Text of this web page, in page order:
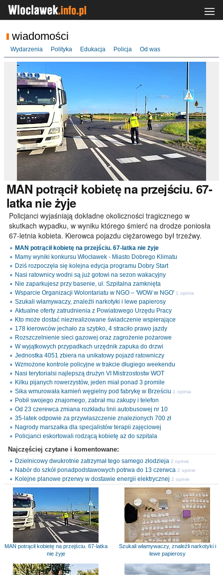
wiadomości
Wydarzenia Polityka Edukacja Policja Od was
MAN potrącił kobietę na przejściu. 67-
latka nie żyje
Policjanci wyjaśniają dokładne okoliczności tragicznego w
skutkach wypadku, w wyniku którego śmierć na drodze poniosła
67-letnia kobieta. Kierowca pojazdu ciężarowego był trzeźwy.
MAN potrącił kobietę na przejściu. 67-latka nie żyje
Mamy wyniki konkursu Włocławek - Miasto Dobrego Klimatu
Dziś rozpoczęła się kolejna edycja programu Dobry Start
Nasi ratownicy wodni są już gotowi na sezon wakacyjny
Nie zaparkujesz przy basenie, ul. Szpitalna zamknięta
Wsparcie Organizacji Wolontariatu w NGO – 'WOW w NGO' 1 opinia
Szukali włamywaczy, znaleźli narkotyki i lewe papierosy
Aktualne oferty zatrudnienia z Powiatowego Urzędu Pracy
Kto może dostać niezrealizowane świadczenie wspierające
178 kierowców jechało za szybko, 4 straciło prawo jazdy
Rozszczelnienie sieci gazowej oraz zagrożenie pożarowe
W wyjątkowych przypadkach urzędnik zapuka do drzwi
Jednostka 4051 zbiera na unikatowy pojazd ratowniczy
Wzmożone kontrole policyjne w trakcie długiego weekendu
Nasi terytorialsi najlepszą drużyn VI Mistrzostostw WOT
Kilku pijanych rowerzystów, jeden miał ponad 3 promile
Sika wmurowała kamień węgielny pod fabrykę w Brześciu 1 opinia
Pobił swojego znajomego, zabrał mu zakupy i telefon
Od 23 czerewca zmiana rozkładu linii autobusowej nr 10
35-latek odpowie za przywłaszczenie znalezionych 700 zł
Nagrody marszałka dla specjalistów terapii zajęciowej
Policjanci eskortowali rodzącą kobietę aż do szpitala
Najczęściej czytane i komentowane:
Dzielnicowy dwukrotnie zatrzymał tego samego złodzieja 2 opinie
Nabór do szkół ponadpodstawowych potrwa do 13 czerwca 2 opinie
Kolejne planowe przerwy w dostawie energii elektrycznej 2 opinie
MAN potrącił kobietę na przejściu. 67-latka
nie żyje
Szukali włamywaczy, znaleźli narkotyki i
lewe papierosy